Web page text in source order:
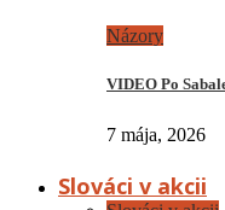
Názory
VIDEO Po
7 mája, 2026
Slováci v akcii